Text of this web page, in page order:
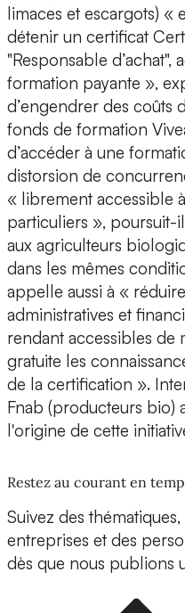
limaces et escargots) «
détenir un certificat
"Responsable d’achat",
formation payante »,
d’engendrer des coûts
fonds de formation
d’accéder à une
distorsion de
« librement accessible
particuliers », poursuit-
aux agriculteurs
dans les mêmes
appelle aussi à «
administratives et
rendant accessibles de
gratuite les
de la certification ».
Fnab (producteurs bio)
l'origine de cette
Restez au courant en
Suivez des
entreprises et des
dès que nous publions